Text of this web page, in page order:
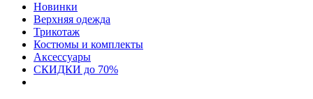
Новинки
Верхняя одежда
Трикотаж
Костюмы и комплекты
Аксессуары
СКИДКИ до 70%